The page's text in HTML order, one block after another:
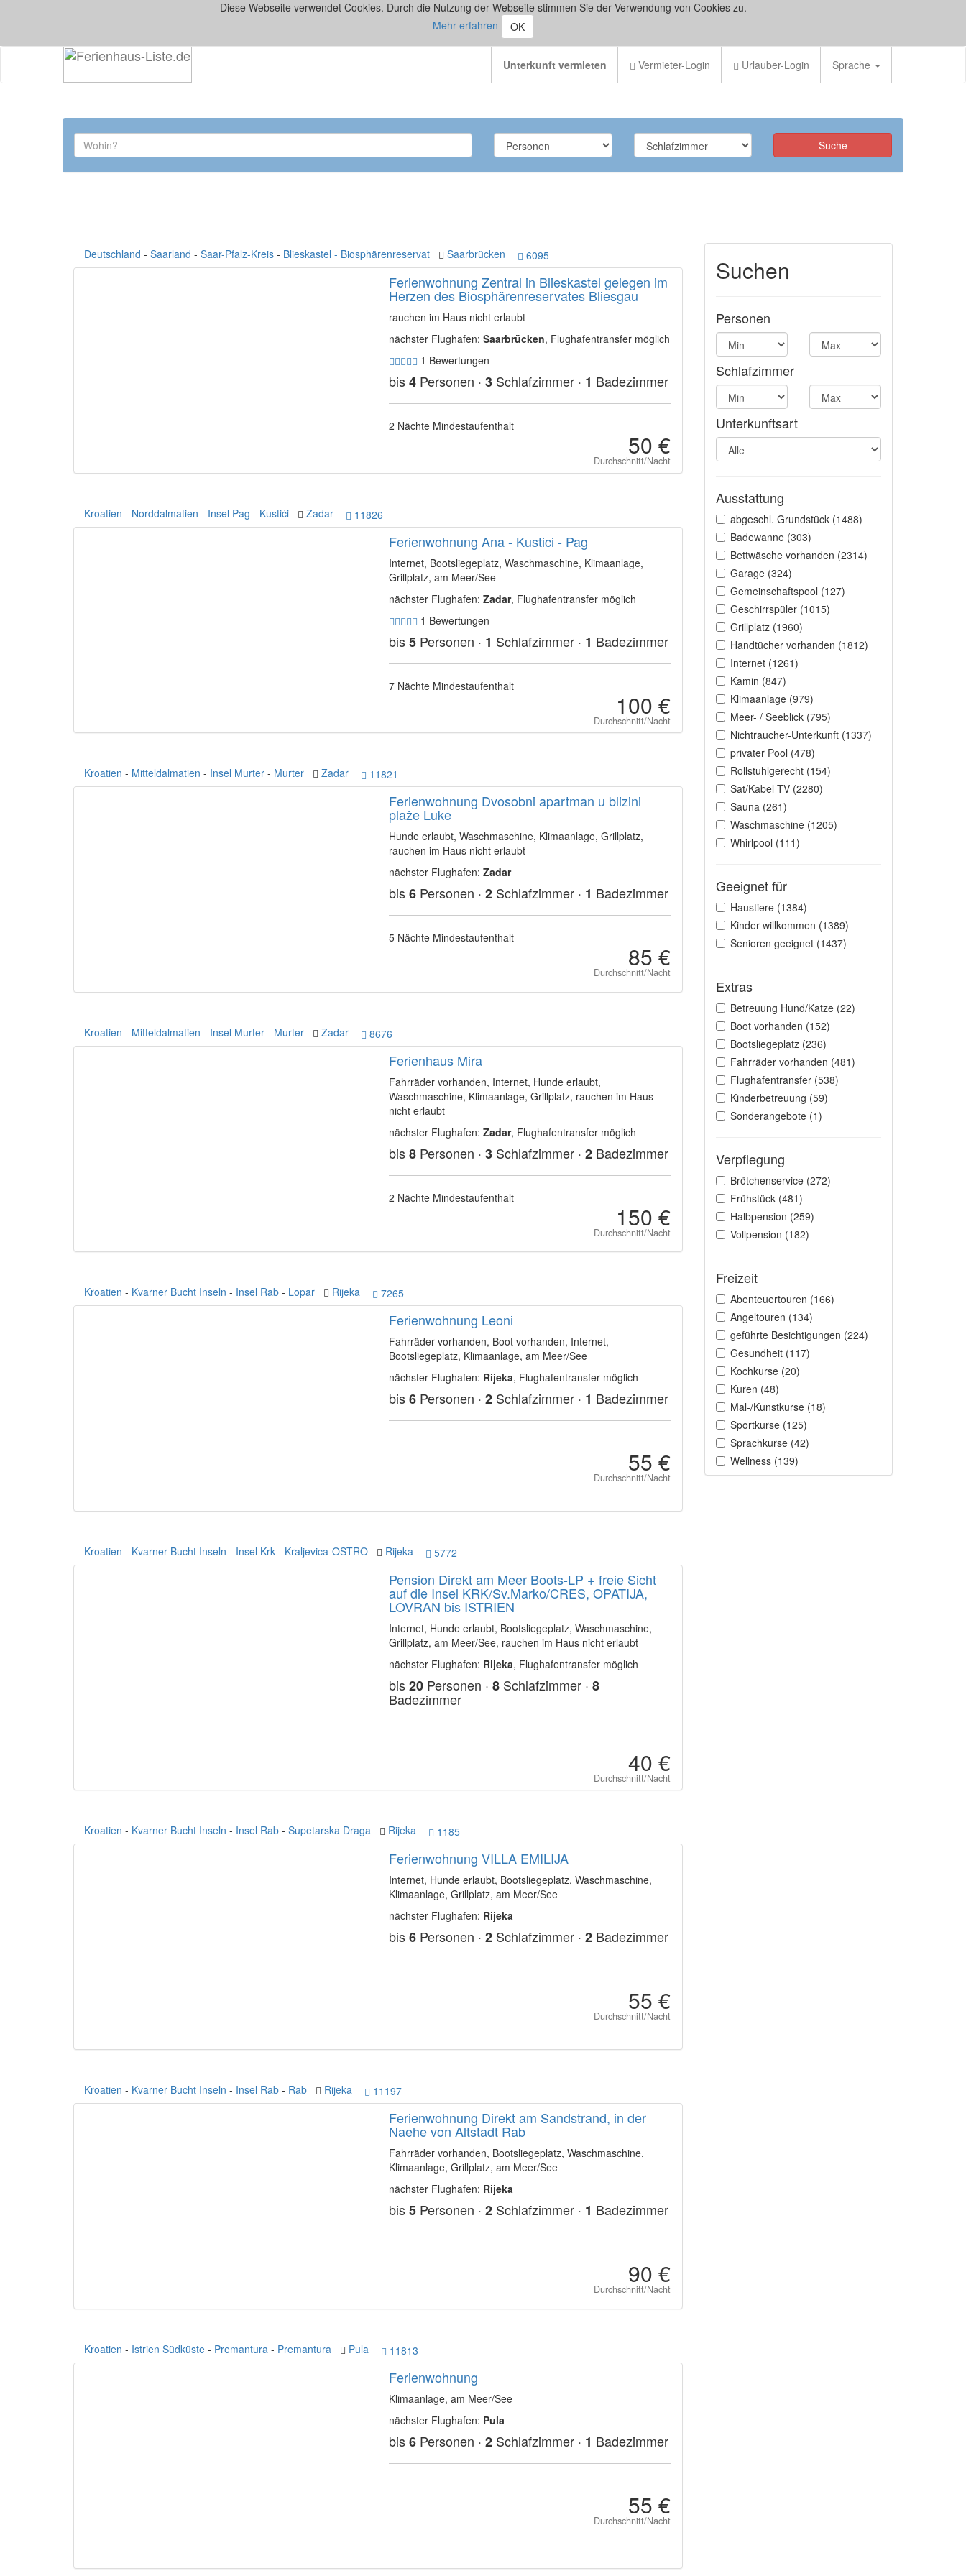
Diese Webseite verwendet Cookies. Durch die Nutzung der Webseite stimmen Sie der Verwendung von Cookies zu.
Mehr erfahren
OK
Unterkunft vermieten Vermieter-Login Urlauber-Login Sprache
Suchen
Personen
Schlafzimmer
Unterkunftsart
Ausstattung
abgeschl. Grundstück (1488)
Badewanne (303)
Bettwäsche vorhanden (2314)
Garage (324)
Gemeinschaftspool (127)
Geschirrspüler (1015)
Grillplatz (1960)
Handtücher vorhanden (1812)
Internet (1261)
Kamin (847)
Klimaanlage (979)
Meer- / Seeblick (795)
Nichtraucher-Unterkunft (1337)
privater Pool (478)
Rollstuhlgerecht (154)
Sat/Kabel TV (2280)
Sauna (261)
Waschmaschine (1205)
Whirlpool (111)
Geeignet für
Haustiere (1384)
Kinder willkommen (1389)
Senioren geeignet (1437)
Extras
Betreuung Hund/Katze (22)
Boot vorhanden (152)
Bootsliegeplatz (236)
Fahrräder vorhanden (481)
Flughafentransfer (538)
Kinderbetreuung (59)
Sonderangebote (1)
Verpflegung
Brötchenservice (272)
Frühstück (481)
Halbpension (259)
Vollpension (182)
Freizeit
Abenteuertouren (166)
Angeltouren (134)
geführte Besichtigungen (224)
Gesundheit (117)
Kochkurse (20)
Kuren (48)
Mal-/Kunstkurse (18)
Sportkurse (125)
Sprachkurse (42)
Wellness (139)
Deutschland - Saarland - Saar-Pfalz-Kreis - Blieskastel - Biosphärenreservat Saarbrücken 6095
Ferienwohnung Zentral in Blieskastel gelegen im
Herzen des Biosphärenreservates Bliesgau
rauchen im Haus nicht erlaubt
nächster Flughafen: Saarbrücken, Flughafentransfer möglich
1 Bewertungen
bis4Personen · 3Schlafzimmer · 1 Badezimmer
2 Nächte Mindestaufenthalt
50 €
Durchschnitt/Nacht
Kroatien - Norddalmatien - Insel Pag - Kustići Zadar 11826
Ferienwohnung Ana - Kustici - Pag
Internet, Bootsliegeplatz, Waschmaschine, Klimaanlage,
Grillplatz, am Meer/See
nächster Flughafen: Zadar, Flughafentransfer möglich
1 Bewertungen
bis5Personen · 1 Schlafzimmer · 1 Badezimmer
7 Nächte Mindestaufenthalt
100 €
Durchschnitt/Nacht
Kroatien - Mitteldalmatien - Insel Murter - Murter Zadar 11821
Ferienwohnung Dvosobni apartman u blizini
plaže Luke
Hunde erlaubt, Waschmaschine, Klimaanlage, Grillplatz,
rauchen im Haus nicht erlaubt
nächster Flughafen: Zadar
bis6Personen · 2Schlafzimmer · 1 Badezimmer
5 Nächte Mindestaufenthalt
85 €
Durchschnitt/Nacht
Kroatien - Mitteldalmatien - Insel Murter - Murter Zadar 8676
Ferienhaus Mira
Fahrräder vorhanden, Internet, Hunde erlaubt,
Waschmaschine, Klimaanlage, Grillplatz, rauchen im Haus
nicht erlaubt
nächster Flughafen: Zadar, Flughafentransfer möglich
bis8Personen · 3Schlafzimmer · 2Badezimmer
2 Nächte Mindestaufenthalt
150 €
Durchschnitt/Nacht
Kroatien - Kvarner Bucht Inseln - Insel Rab - Lopar Rijeka 7265
Ferienwohnung Leoni
Fahrräder vorhanden, Boot vorhanden, Internet,
Bootsliegeplatz, Klimaanlage, am Meer/See
nächster Flughafen: Rijeka, Flughafentransfer möglich
bis6Personen · 2Schlafzimmer · 1 Badezimmer
55 €
Durchschnitt/Nacht
Kroatien - Kvarner Bucht Inseln - Insel Krk - Kraljevica-OSTRO Rijeka 5772
Pension Direkt am Meer Boots-LP + freie Sicht
auf die Insel KRK/Sv.Marko/CRES, OPATIJA,
LOVRAN bis ISTRIEN
Internet, Hunde erlaubt, Bootsliegeplatz, Waschmaschine,
Grillplatz, am Meer/See, rauchen im Haus nicht erlaubt
nächster Flughafen: Rijeka, Flughafentransfer möglich
bis20Personen · 8Schlafzimmer · 8
Badezimmer
40 €
Durchschnitt/Nacht
Kroatien - Kvarner Bucht Inseln - Insel Rab - Supetarska Draga Rijeka 1185
Ferienwohnung VILLA EMILIJA
Internet, Hunde erlaubt, Bootsliegeplatz, Waschmaschine,
Klimaanlage, Grillplatz, am Meer/See
nächster Flughafen: Rijeka
bis6Personen · 2Schlafzimmer · 2Badezimmer
55 €
Durchschnitt/Nacht
Kroatien - Kvarner Bucht Inseln - Insel Rab - Rab Rijeka 11197
Ferienwohnung Direkt am Sandstrand, in der
Naehe von Altstadt Rab
Fahrräder vorhanden, Bootsliegeplatz, Waschmaschine,
Klimaanlage, Grillplatz, am Meer/See
nächster Flughafen: Rijeka
bis5Personen · 2Schlafzimmer · 1 Badezimmer
90 €
Durchschnitt/Nacht
Kroatien - Istrien Südküste - Premantura - Premantura Pula 11813
Ferienwohnung
Klimaanlage, am Meer/See
nächster Flughafen: Pula
bis6Personen · 2Schlafzimmer · 1 Badezimmer
55 €
Durchschnitt/Nacht